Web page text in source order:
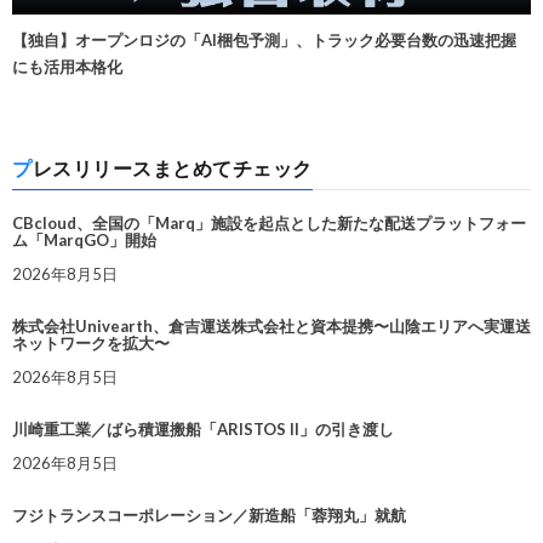
【独自】オープンロジの「AI梱包予測」、トラック必要台数の迅速把握
にも活用本格化
プレスリリースまとめてチェック
CBcloud、全国の「Marq」施設を起点とした新たな配送プラットフォー
ム「MarqGO」開始
2026年8月5日
株式会社Univearth、倉吉運送株式会社と資本提携〜山陰エリアへ実運送
ネットワークを拡大〜
2026年8月5日
川崎重工業／ばら積運搬船「ARISTOS II」の引き渡し
2026年8月5日
フジトランスコーポレーション／新造船「蓉翔丸」就航